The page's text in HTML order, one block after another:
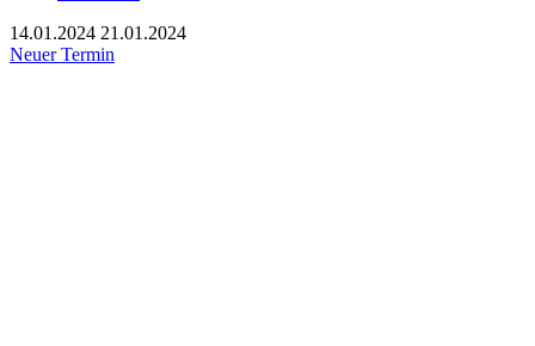
14.01.2024 21.01.2024
Neuer Termin